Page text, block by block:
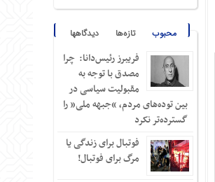
محبوب تازه‌ها دیدگاهها
فریبرز رئیس‌دانا: چرا
مصدق با توجه به
مقبولیت سیاسی در
بین توده‌های مردم، “جبهه ملی” را
گسترده‌تر نکرد
فوتبال برای زندگی یا
مرگ برای فوتبال!